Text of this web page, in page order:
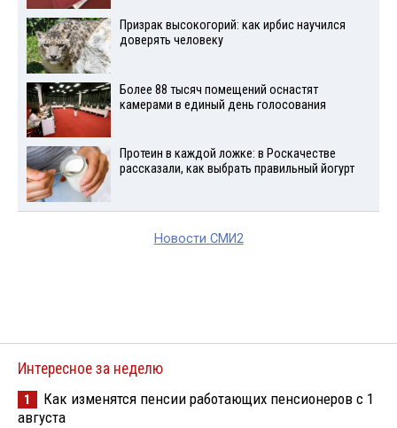
Призрак высокогорий: как ирбис научился
доверять человеку
Более 88 тысяч помещений оснастят
камерами в единый день голосования
Протеин в каждой ложке: в Роскачестве
рассказали, как выбрать правильный йогурт
Новости СМИ2
Интересное за неделю
1
Как изменятся пенсии работающих пенсионеров с 1
августа